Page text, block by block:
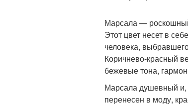
Марсала —
Этот цвет несет в
человека,
Коричнево-красный
бежевые тона,
Марсала душевный и,
перенесен в моду,